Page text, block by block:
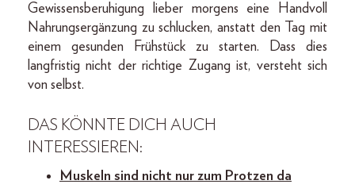
Gewissensberuhigung lieber morgens eine Handvoll
Nahrungsergänzung zu schlucken, anstatt den Tag mit
einem gesunden Frühstück zu starten. Dass dies
langfristig nicht der richtige Zugang ist, versteht sich
von selbst.
DAS KÖNNTE DICH AUCH
INTERESSIEREN:
Muskeln sind nicht nur zum Protzen da